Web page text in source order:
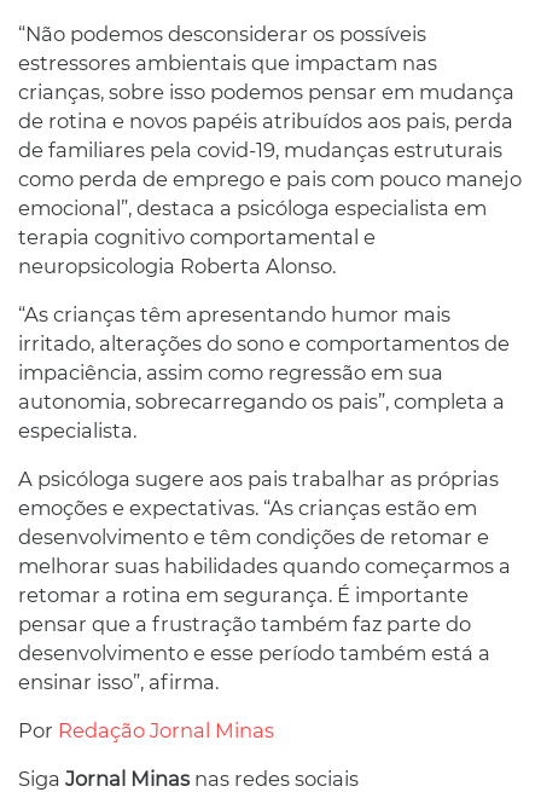
“Não podemos desconsiderar os possíveis
estressores ambientais que impactam nas
crianças, sobre isso podemos pensar em mudança
de rotina e novos papéis atribuídos aos pais, perda
de familiares pela covid-19, mudanças estruturais
como perda de emprego e pais com pouco manejo
emocional”, destaca a psicóloga especialista em
terapia cognitivo comportamental e
neuropsicologia Roberta Alonso.
“As crianças têm apresentando humor mais
irritado, alterações do sono e comportamentos de
impaciência, assim como regressão em sua
autonomia, sobrecarregando os pais”, completa a
especialista.
A psicóloga sugere aos pais trabalhar as próprias
emoções e expectativas. “As crianças estão em
desenvolvimento e têm condições de retomar e
melhorar suas habilidades quando começarmos a
retomar a rotina em segurança. É importante
pensar que a frustração também faz parte do
desenvolvimento e esse período também está a
ensinar isso”, afirma.
Por Redação Jornal Minas
Siga Jornal Minasnas redes sociais